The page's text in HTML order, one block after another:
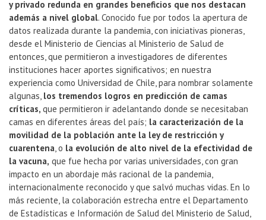
y privado redunda en grandes beneficios que nos destacan
además a nivel global. Conocido fue por todos la apertura de
datos realizada durante la pandemia, con iniciativas pioneras,
desde el Ministerio de Ciencias al Ministerio de Salud de
entonces, que permitieron a investigadores de diferentes
instituciones hacer aportes significativos; en nuestra
experiencia como Universidad de Chile, para nombrar solamente
algunas, los tremendos logros en predicción de camas
críticas, que permitieron ir adelantando donde se necesitaban
camas en diferentes áreas del país; la caracterización de la
movilidad de la población ante la ley de restricción y
cuarentena, o la evolución de alto nivel de la efectividad de
la vacuna, que fue hecha por varias universidades, con gran
impacto en un abordaje más racional de la pandemia,
internacionalmente reconocido y que salvó muchas vidas. En lo
más reciente, la colaboración estrecha entre el Departamento
de Estadísticas e Información de Salud del Ministerio de Salud,